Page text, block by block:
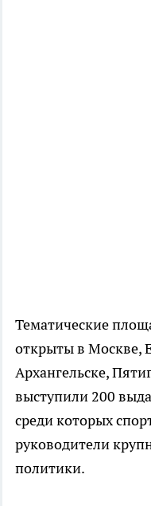
Тематические
открыты в Москве,
Архангельске,
выступили 200
среди которых
руководители
политики.